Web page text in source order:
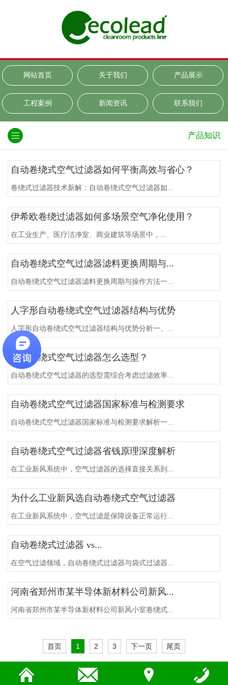
网站首页 关于我们 产品展示
工程案例 新闻资讯 联系我们
产品知识
自动卷绕式空气过滤器如何平衡高效与省心？
卷绕式过滤器技术新解：自动卷绕式空气过滤器如...
伊希欧卷绕过滤器如何多场景空气净化使用？
在工业生产、医疗洁净室、商业建筑等场景中，...
自动卷绕式空气过滤器滤料更换周期与...
自动卷绕式空气过滤器滤料更换周期与操作方法一...
人字形自动卷绕式空气过滤器结构与优势
人字形自动卷绕式空气过滤器结构与优势分析一、...
自动卷绕式空气过滤器怎么选型？
自动卷绕式空气过滤器的选型需综合考虑过滤效率...
自动卷绕式空气过滤器国家标准与检测要求
自动卷绕式空气过滤器国家标准与检测要求解析一...
自动卷绕式空气过滤器省钱原理深度解析
在工业新风系统中，空气过滤器的选择直接关系到...
为什么工业新风选自动卷绕式空气过滤器
在工业新风系统中，空气过滤是保障设备正常运行...
自动卷绕式过滤器 vs...
在空气过滤领域，自动卷绕式过滤器与袋式过滤器...
河南省郑州市某半导体新材料公司新风...
河南省郑州市某半导体新材料公司新风小室卷绕式...
首页 1 2 3 下一页 尾页